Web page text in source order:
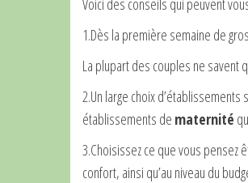
Voici des conseils qui peuvent
1.Dès la première semaine de
La plupart des couples ne savent
2.Un large choix
établissements de maternité
3.Choisissez ce que vous pensez
confort, ainsi qu’au niveau du